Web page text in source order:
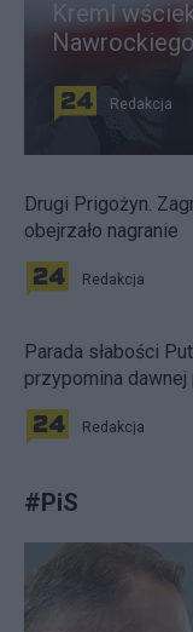
Kreml
Redakcja
Drugi Prigożyn.
obejrzało nagranie
Redakcja
Parada słabości
przypomina
Redakcja
#PiS